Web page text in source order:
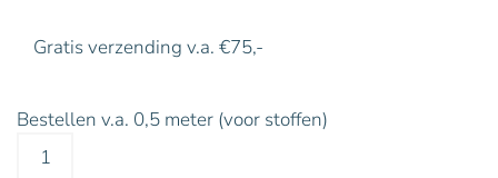
Gratis verzending v.a. €75,-
Bestellen v.a. 0,5 meter (voor stoffen)